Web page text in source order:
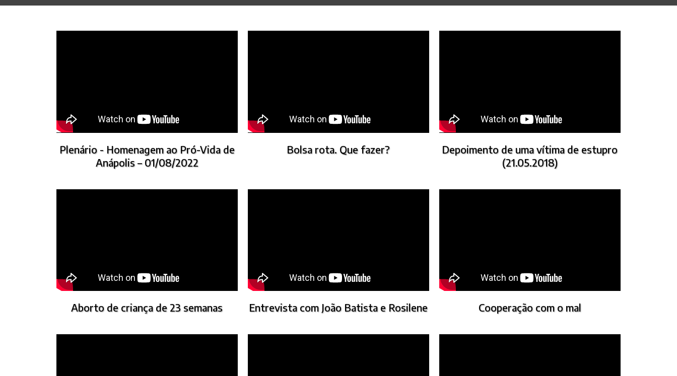
Plenário - Homenagem ao Pró-Vida de
Anápolis – 01/08/2022
Bolsa rota. Que fazer?
Depoimento de uma vítima de estupro
(21.05.2018)
Aborto de criança de 23 semanas Entrevista com João Batista e Rosilene Cooperação com o mal